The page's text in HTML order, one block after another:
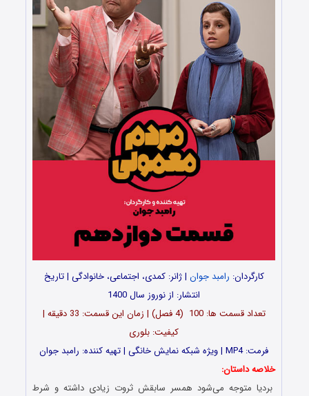
کارگردان: رامبد جوان | ژانر: کمدی، اجتماعی، خانوادگی | تاریخ
انتشار: از نوروز سال 1400
تعداد قسمت ها: 100 (4 فصل) | زمان این قسمت: 33 دقیقه |
کیفیت: بلوری
فرمت: MP4 | ویژه شبکه نمایش خانگی | تهیه کننده: رامبد جوان
خلاصه داستان:
بردیا متوجه می‌شود همسر سابقش ثروت زیادی داشته و شرط